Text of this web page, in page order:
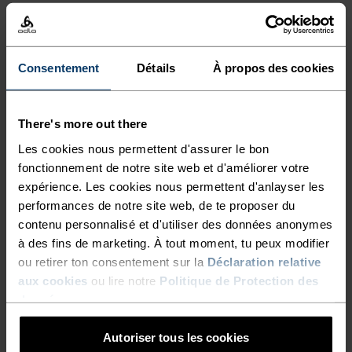
Consentement Détails À propos des cookies
There's more out there
Les cookies nous permettent d'assurer le bon
fonctionnement de notre site web et d'améliorer votre
expérience. Les cookies nous permettent d'anlayser les
performances de notre site web, de te proposer du
contenu personnalisé et d'utiliser des données anonymes
à des fins de marketing. À tout moment, tu peux modifier
ou retirer ton consentement sur la Déclaration relative
aux cookies ou lire notre Politique de Protection des
Autoriser tous les cookies
EN PARFAITE HARMONIE
Des vêtements confortables et polyvalents qui
NIVEAU D'ACTIVITÉ
BAS MODÉRÉ ÉLEVÉ
TYPE D’ACTIVITÉ
Randonnée - Casual Comfort